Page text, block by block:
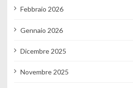
Febbraio 2026
Gennaio 2026
Dicembre 2025
Novembre 2025